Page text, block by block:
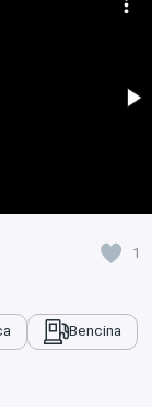
1
Bencina